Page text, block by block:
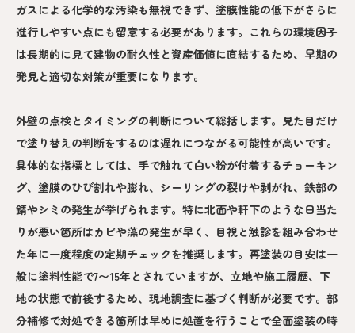
ガスによる化学的な汚染も無視できず、塗膜性能の低下がさらに
進行しやすい点にも留意する必要があります。これらの環境因子
は長期的に見て建物の耐久性と資産価値に直結するため、早期の
発見と適切な対策が重要になります。
外壁の点検とタイミングの判断について総括します。見た目だけ
で塗り替えの判断をするのは遅れにつながる可能性が高いです。
具体的な指標としては、手で触れて白い粉が付着するチョーキン
グ、塗膜のひび割れや膨れ、シーリングの裂けや剥がれ、鉄部の
錆やシミの発生が挙げられます。特に北面や軒下のような日当た
りが悪い箇所はカビや藻の発生が早く、目視と触診を組み合わせ
た年に一度程度の定期チェックを推奨します。再塗装の目安は一
般に塗料性能で7〜15年とされていますが、立地や施工履歴、下
地の状態で前後するため、現地調査に基づく判断が必要です。部
分補修で対処できる箇所は早めに処置を行うことで全面塗装の時